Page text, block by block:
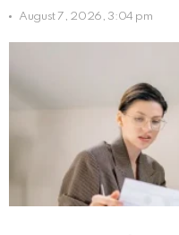
August 7, 2026, 3:04 pm